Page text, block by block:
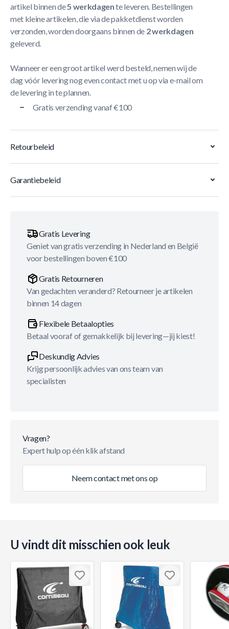
artikel binnen de5 werkdagente leveren. Bestellingen
met kleine artikelen, die via de pakketdienst worden
verzonden, worden doorgaans binnen de 2 werkdagen
geleverd.
Wanneer er een groot artikel werd besteld, nemen wij de
dag vóór levering nog even contact met u op via e-mail om
de levering in te plannen.
Gratis verzending vanaf €100
Retourbeleid
Garantiebeleid
Gratis Levering
Geniet van gratis verzending in Nederland en België
voor bestellingen boven €100
Gratis Retourneren
Van gedachten veranderd? Retourneer je artikelen
binnen 14 dagen
Flexibele Betaalopties
Betaal vooraf of gemakkelijk bij levering—jij kiest!
Deskundig Advies
Krijg persoonlijk advies van ons team van
specialisten
Vragen?
Expert hulp op één klik afstand
Neem contact met ons op
U vindt dit misschien ook leuk